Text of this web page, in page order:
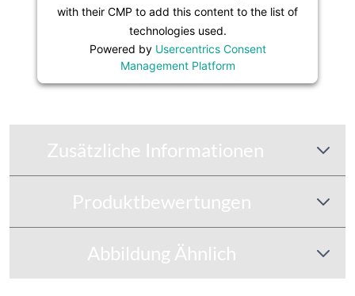
with their CMP to add this content to the list of
technologies used.
Powered by Usercentrics Consent
Management Platform
Zusätzliche Informationen
Produktbewertungen
Abbildung Ähnlich